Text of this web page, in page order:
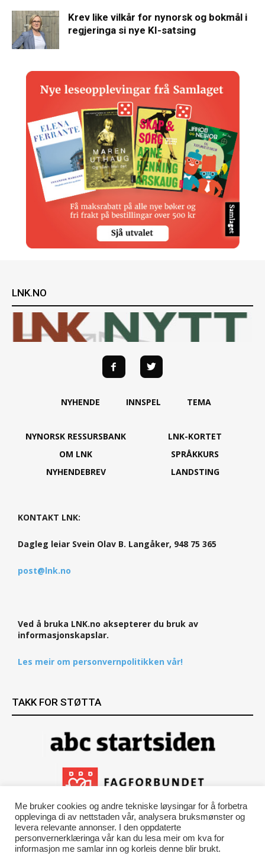
Krev like vilkår for nynorsk og bokmål i
regjeringa si nye KI-satsing
LNK.NO
NYHENDE INNSPEL TEMA
NYNORSK RESSURSBANK
OM LNK
NYHENDEBREV
LNK-KORTET
SPRÅKKURS
LANDSTING
KONTAKT LNK:
Dagleg leiar Svein Olav B. Langåker, 948 75 365
post@lnk.no
Ved å bruka LNK.no aksepterer du bruk av
informasjonskapslar.
Les meir om personvernpolitikken vår!
TAKK FOR STØTTA
Me bruker cookies og andre tekniske løysingar for å forbetra
opplevinga di av nettstaden vår, analysera bruksmønster og
levera relevante annonser. I den oppdaterte
personvernerklæringa vår kan du lesa meir om kva for
informasjon me samlar inn og korleis denne blir brukt.